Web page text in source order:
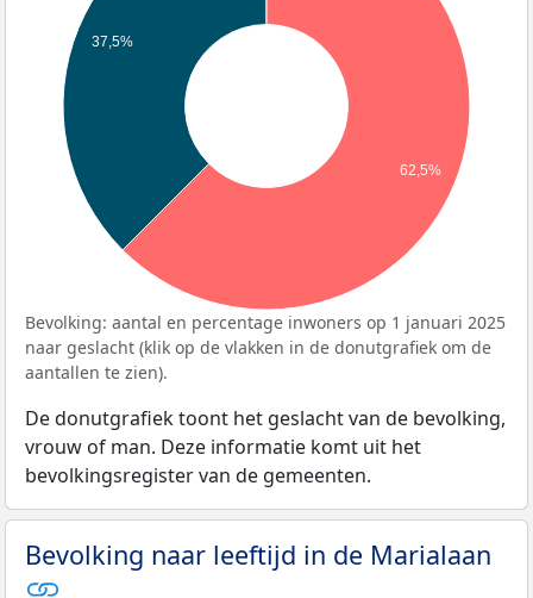
37,5%
62,5%
Bevolking: aantal en percentage inwoners op 1 januari 2025
naar geslacht (klik op de vlakken in de donutgrafiek om de
aantallen te zien).
De donutgrafiek toont het geslacht van de bevolking,
vrouw of man. Deze informatie komt uit het
bevolkingsregister van de gemeenten.
Bevolking naar leeftijd in de Marialaan